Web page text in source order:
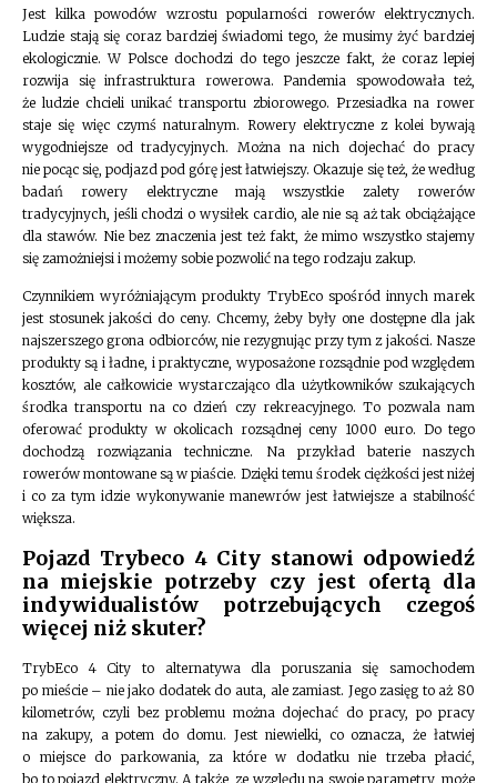
Jest kilka powodów wzrostu popularności rowerów elektrycznych.
Ludzie stają się coraz bardziej świadomi tego, że musimy żyć bardziej
ekologicznie. W Polsce dochodzi do tego jeszcze fakt, że coraz lepiej
rozwija się infrastruktura rowerowa. Pandemia spowodowała też,
że ludzie chcieli unikać transportu zbiorowego. Przesiadka na rower
staje się więc czymś naturalnym. Rowery elektryczne z kolei bywają
wygodniejsze od tradycyjnych. Można na nich dojechać do pracy
nie pocąc się, podjazd pod górę jest łatwiejszy. Okazuje się też, że według
badań rowery elektryczne mają wszystkie zalety rowerów
tradycyjnych, jeśli chodzi o wysiłek cardio, ale nie są aż tak obciążające
dla stawów. Nie bez znaczenia jest też fakt, że mimo wszystko stajemy
się zamożniejsi i możemy sobie pozwolić na tego rodzaju zakup.
Czynnikiem wyróżniającym produkty TrybEco spośród innych marek
jest stosunek jakości do ceny. Chcemy, żeby były one dostępne dla jak
najszerszego grona odbiorców, nie rezygnując przy tym z jakości. Nasze
produkty są i ładne, i praktyczne, wyposażone rozsądnie pod względem
kosztów, ale całkowicie wystarczająco dla użytkowników szukających
środka transportu na co dzień czy rekreacyjnego. To pozwala nam
oferować produkty w okolicach rozsądnej ceny 1000 euro. Do tego
dochodzą rozwiązania techniczne. Na przykład baterie naszych
rowerów montowane są w piaście. Dzięki temu środek ciężkości jest niżej
i co za tym idzie wykonywanie manewrów jest łatwiejsze a stabilność
większa.
Pojazd Trybeco 4 City stanowi odpowiedź
na miejskie potrzeby czy jest ofertą dla
indywidualistów potrzebujących czegoś
więcej niż skuter?
TrybEco 4 City to alternatywa dla poruszania się samochodem
po mieście – nie jako dodatek do auta, ale zamiast. Jego zasięg to aż 80
kilometrów, czyli bez problemu można dojechać do pracy, po pracy
na zakupy, a potem do domu. Jest niewielki, co oznacza, że łatwiej
o miejsce do parkowania, za które w dodatku nie trzeba płacić,
bo to pojazd elektryczny. A także, ze względu na swoje parametry, może